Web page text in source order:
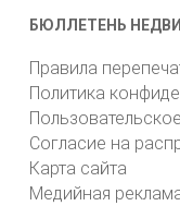
БЮЛЛЕТЕНЬ
Правила
Политика
Согласие на
Карта сайта
Медийная